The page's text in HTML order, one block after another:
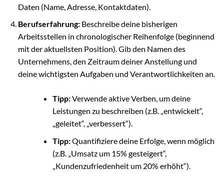
Daten (Name, Adresse, Kontaktdaten).
Berufserfahrung:Beschreibe deine bisherigen
Arbeitsstellen in chronologischer Reihenfolge (beginnend
mit der aktuellsten Position). Gib den Namen des
Unternehmens, den Zeitraum deiner Anstellung und
deine wichtigsten Aufgaben und Verantwortlichkeiten an.
Tipp:Verwende aktive Verben, um deine
Leistungen zu beschreiben (z.B. „entwickelt“,
„geleitet“, „verbessert“).
Tipp:Quantifiziere deine Erfolge, wenn möglich
(z.B. „Umsatz um 15% gesteigert“,
„Kundenzufriedenheit um 20% erhöht“).